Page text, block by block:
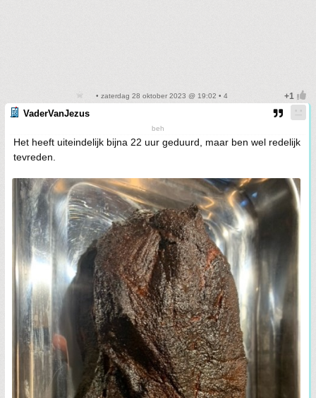
• zaterdag 28 oktober 2023 @ 19:02 • 4
VaderVanJezus
beh
Het heeft uiteindelijk bijna 22 uur geduurd, maar ben wel redelijk
tevreden.